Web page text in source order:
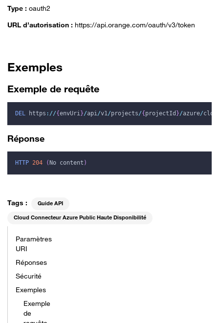
Type : oauth2
URL d’autorisation : https://api.orange.com/oauth/v3/token
Exemples
Exemple de requête
DEL https : //{envUri }/api /v1 /projects/{projectId }/azure/
Réponse
HTTP 204 (No content )
Tags : Guide API
Cloud Connecteur Azure Public Haute Disponibilité
Paramètres
URI
Réponses
Sécurité
Exemples
Exemple
de